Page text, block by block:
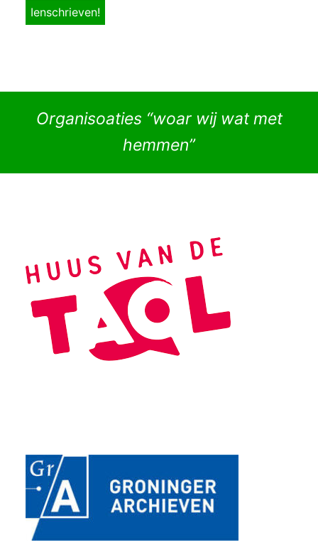
Organisoaties “woar wij wat met
hemmen”